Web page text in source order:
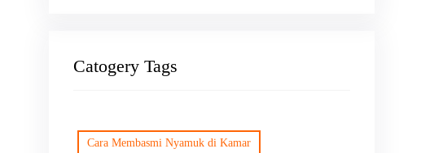
Catogery Tags
Cara Membasmi Nyamuk di Kamar